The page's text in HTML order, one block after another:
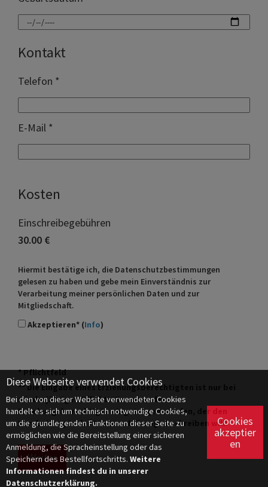
Kontakt
Telefon *
E-Mail *
Kosten
Einschreibegebühren
30.00 €
Hiermit bestätige ich, die Datenschutzbestimmungen
gelesen zu haben und gebe mein Einverständnis zur
Verarbeitung meiner persönlichen Daten und zur
Mitgliedschaft.
Akzeptieren* (Info)
* Pflichtfeld
** Die Eingabe eines Erziehungsberechtigten ist nur bei
minderjährigen Pflicht. Hier muss der
Erziehungsberechtigte eingetragen werden, der den
Kursbeitrag in der Steuererklärung abschreiben will!
Weiter
Diese Webseite verwendet Cookies
Bei den von dieser Website verwendeten Cookies
handelt es sich um technisch notwendige Cookies,
um die grundlegenden Funktionen dieser Seite zu
ermöglichen wie die Bereitstellung einer sicheren
Anmeldung, die Spracheinstellung oder das
Speichern des Bestellfortschritts. Weitere
Informationen findest du in unserer
Datenschutzerklärung.
Cookies
akzeptier
en